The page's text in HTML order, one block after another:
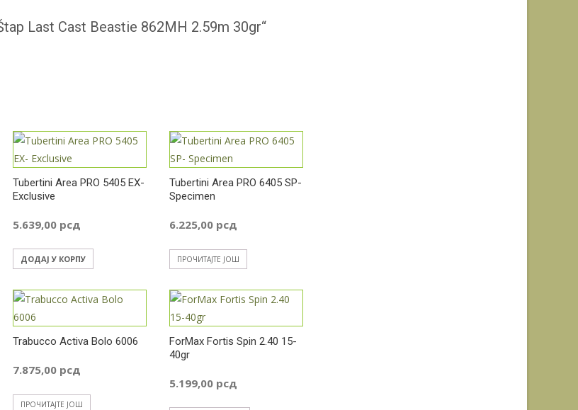
Last Cast Beastie 862MH 2.59m 30gr“
Tubertini Area PRO 5405 EX-
Exclusive
5.639,00 рсд
ДОДАЈ У КОРПУ
Tubertini Area PRO 6405 SP-
Specimen
6.225,00 рсд
ПРОЧИТАЈТЕ ЈОШ
Trabucco Activa Bolo 6006
7.875,00 рсд
ПРОЧИТАЈТЕ ЈОШ
ForMax Fortis Spin 2.40 15-
40gr
5.199,00 рсд